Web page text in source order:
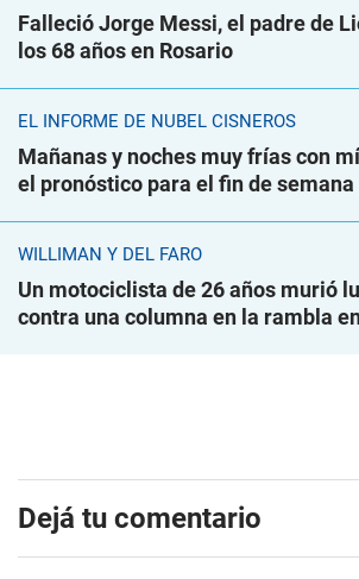
Falleció Jorge Messi, el padre de
los 68 años en Rosario
EL INFORME DE NUBEL CISNEROS
Mañanas y noches muy frías con
el pronóstico para el fin de semana
WILLIMAN Y DEL FARO
Un motociclista de 26 años murió
contra una columna en la rambla
Dejá tu comentario